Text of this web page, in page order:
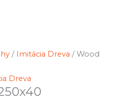
/ Imitácia Dreva / Wood
Dreva